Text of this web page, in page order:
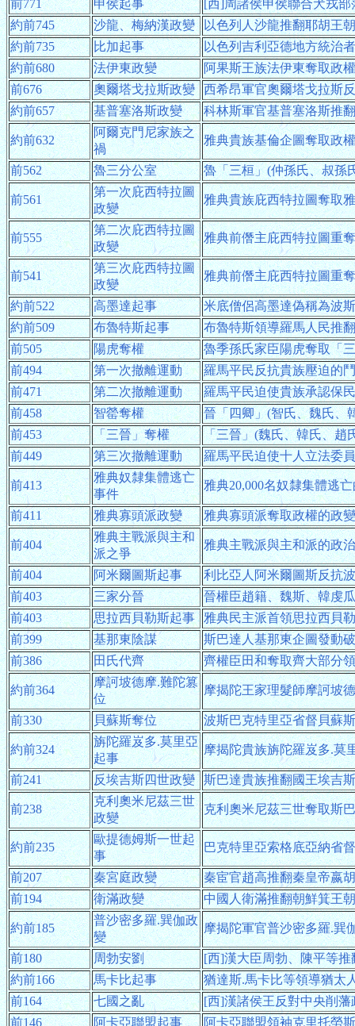
前771
申侯起事
[西]周諸侯申侯聯合犬戎
約前745
沙龍、梅納漢政變
以色列人沙龍推翻耶胡王
約前735
比加起事
以色列吉利亞德地方統治
約前680
法伊東政變
阿果斯王族法伊東奪取政
前676
奧爾塔戈拉斯政變
西希昂軍官奧爾塔戈拉斯
約前657
基普塞洛斯政變 科林斯軍官基普塞洛斯推
約前632
阿爾克門尼家族之
禍
雅典貴族基倫企圖奪取政
前562 魯三分公室 魯「三桓」(仲孫氏、叔孫
前561
第一次庇西特拉圖
政變
雅典貴族庇西特拉圖奪取
前555
第二次庇西特拉圖
政變
雅典前僭主庇西特拉圖重
前541
第三次庇西特拉圖
政變
雅典前僭主庇西特拉圖重
約前522 高墨達起事
米底僧侶高墨達偽稱為波
約前509
布魯特斯起事
布魯特斯領導羅馬人民推
前505
陽虎奪權
魯季孫氏家臣陽虎奪取「
前494
第一次撤離運動
羅馬平民反抗貴族壓迫的
前471
第二次撤離運動
羅馬平民迫使貴族承認保
前458
智罃奪權
晉「四卿」(智氏、魏氏、
前453
「三晉」奪權
「三晉」(魏氏、韓氏、趙
前449
第三次撤離運動 羅馬平民迫使十人立法委
前413
雅典奴隸集體逃亡
事件
雅典20,000名奴隸集體逃
前411 雅典寡頭派政變 雅典寡頭派奪取政權的政變
前404
雅典主戰派與主和
派之爭
雅典主戰派與主和派的政
前404 阿米爾圖斯起事
利比亞人阿米爾圖斯反抗
前403
三家分晉
晉權臣趙籍、魏斯、韓虔
前403
思拉西貝勒斯起事
雅典民主派首領思拉西貝
前399
基那東陰謀
斯巴達人基那東企圖發動
前386
田氏代齊 齊權臣田和奪取齊大部分
約前364
摩訶坡德摩.難陀篡
位
摩揭陀王家理髮師摩訶坡
前330 貝蘇斯奪位 波斯巴克特里亞省督貝蘇
約前324
旃陀羅岌多.莫里亞
起事
摩揭陀貴族旃陀羅岌多.莫
前241 反埃吉斯四世政變 斯巴達貴族推翻國王埃吉
前238
克利奧米尼茲三世
政變
克利奧米尼茲三世奪取斯
約前235
歐提德姆斯一世起
事
巴克特里亞索格底亞納省
前207 秦宮庭政變
秦宦官趙高推翻秦皇帝嬴
前194
衛滿政變 中國人衛滿推翻朝鮮箕王
約前185
普沙密多羅.巽伽政
變
摩揭陀軍官普沙密多羅.巽
前180 周勃安劉
[西]漢大臣周勃、陳平等
約前166
馬卡比起事
猶達斯.馬卡比等領導猶太
前164
七國之亂
[西]漢諸侯王反對中央削藩
前146
阿卡亞聯盟起事 阿卡亞聯盟領袖克里托勞